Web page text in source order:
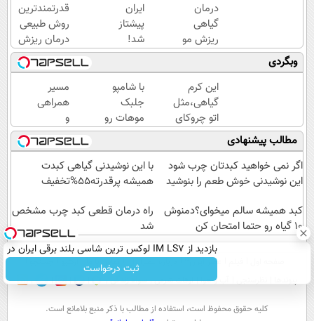
درمان
گیاهی
ریزش مو
و
جلوگیری
از طاسی
با جلبک
اسپیرولینا
ایران
پیشتاز
شد!
🇮🇷
در
درمان
ریزش
مو با
این
روش
گیاهی
🔥
قدرتمندترین
روش طبیعی
درمان ریزش
مو🇩🇪تحت
لیسانس
آلمان
وبگردی
این کرم
گیاهی،مثل
اتو چروکای
پوستتوصاف
میکنه!50%تخفیف
با شامپو
جلبک
موهات رو
پرپشت و
اعتمادبنفست
رو100برابر کن
مسیر
همراهی
و
گزارش
عملکرد
گروه
اسنپ
۱۴۰۴
مطالب پیشنهادی
اگر نمی خواهید کبدتان چرب شود
این نوشیدنی خوش طعم را بنوشید
با این نوشیدنی گیاهی کبدت
همیشه پرقدرته55%تخفیف
کبد همیشه سالم میخوای؟دمنوش
10 گیاه رو حتما امتحان کن
راه درمان قطعی کبد چرب مشخص
شد
بازدید از IM LS7 لوکس ترین شاسی بلند برقی ایران در
باشگاه انقلاب
ثبت درخواست عصر ایران۲ درباره عصرایران تماس با ما
آب و هوا اوقات شرعی سواد زندگی
كليه حقوق محفوظ است، استفاده از مطالب با ذكر منبع بلامانع است.